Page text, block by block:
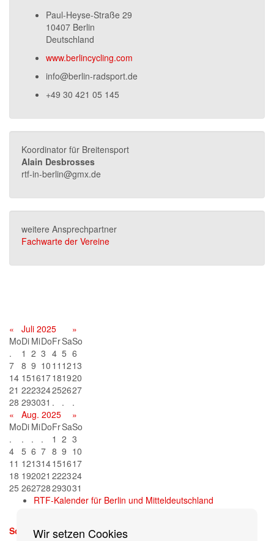
Wir setzen Cookies
Paul-Heyse-Straße 29
10407 Berlin
Deutschland
www.berlincycling.com
info@berlin-radsport.de
+49 30 421 05 145
Koordinator für Breitensport
Alain Desbrosses
rtf-in-berlin@gmx.de
weitere Ansprechpartner
Fachwarte der Vereine
« Juli 2025
»
MoDi MiDoFrSaSo
.
1 2 3 4 5 6
7 8 9 10 11 1213
14 151617181920
21 222324252627
28 293031 . .
.
«
Aug. 2025
»
MoDi MiDoFrSaSo
.
. . . 1 2 3
4 5 6 7 8 9 10
11 121314151617
18 192021 222324
25 262728293031
RTF-Kalender für Berlin und Mitteldeutschland
Sonntag, 13. September 2026